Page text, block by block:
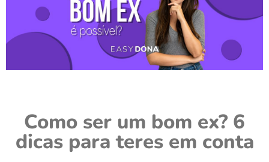
Como ser um bom ex? 6
dicas para teres em conta